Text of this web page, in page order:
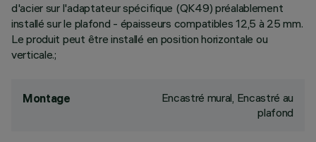
d'acier sur l'adaptateur spécifique (QK49) préalablement
installé sur le plafond - épaisseurs compatibles 12,5 à 25 mm.
Le produit peut être installé en position horizontale ou
verticale.;
Montage
Encastré mural, Encastré au
plafond